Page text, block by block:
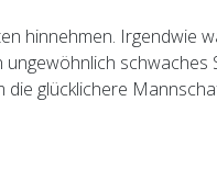
hinnehmen. Irgendwie
schwaches
glücklichere